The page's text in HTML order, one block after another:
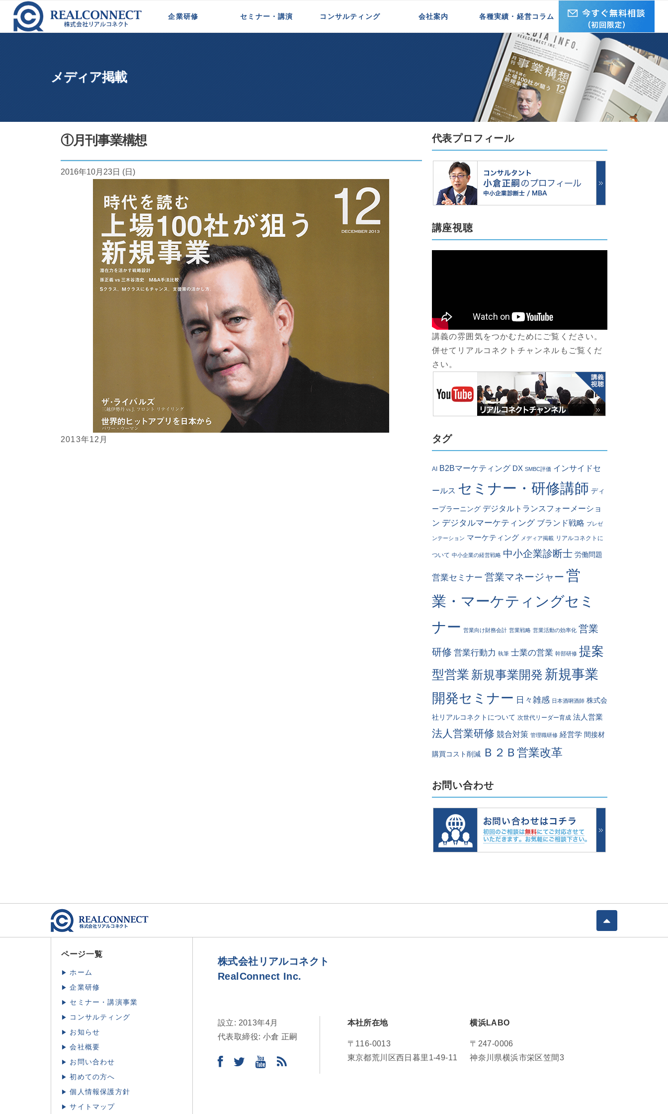
企業研修
新規事業計画策定研修
法人営業研修
代理店営業向け研修
営業マネージャー育成
代理店の営業戦略研修
モジュール型研修
セミナー・講演 コンサルティング
新規事業開発支援
インサイドセールス支援
代理店一体化支援
中小企業支援
会社案内
初めての方へ
代表紹介
お客様の声
メディア掲載
各種実績・経営コラム
企業研修実績
セミナー・講演実績
経営ブログ REAL・ISM
ホーム > メディア掲載 >
メディア掲載
①月刊事業構想
2016年10月23日 (日)
2013年12月
代表プロフィール
講座視聴
講義の雰囲気をつかむためにご覧ください。
併せてリアルコネクトチャンネルもご覧くだ
さい。
タグ
AI B2Bマーケティング DX SMBC評価 インサイドセ
ールス セミナー・研修講師 ディ
ープラーニング デジタルトランスフォーメーショ
ン デジタルマーケティング ブランド戦略 プレゼ
ンテーション マーケティング メディア掲載 リアルコネクトに
ついて 中小企業の経営戦略 中小企業診断士 労働問題
営業セミナー 営業マネージャー 営
業・マーケティングセミ
ナー 営業向け財務会計 営業戦略 営業活動の効率化 営業
研修 営業行動力 執筆 士業の営業 幹部研修 提案
型営業 新規事業開発 新規事業
開発セミナー 日々雑感 日本酒唎酒師 株式会
社リアルコネクトについて 次世代リーダー育成 法人営業
法人営業研修 競合対策 管理職研修 経営学 間接材
購買コスト削減 Ｂ２Ｂ営業改革
お問い合わせ
ページ一覧
ホーム
企業研修
セミナー・講演事業
コンサルティング
お知らせ
会社概要
お問い合わせ
初めての方へ
個人情報保護方針
サイトマップ
株式会社リアルコネクト
RealConnect Inc.
設立: 2013年4月
代表取締役: 小倉 正嗣
本社所在地
〒116-0013
東京都荒川区西日暮里1-49-11
横浜LABO
〒247-0006
神奈川県横浜市栄区笠間3